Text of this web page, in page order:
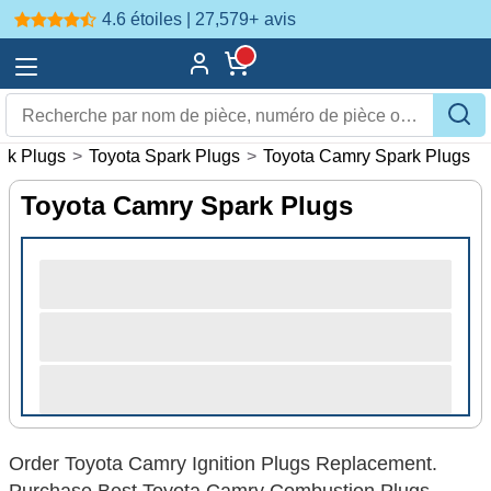
4.6 étoiles | 27,579+ avis
Plugs > Toyota Spark Plugs > Toyota Camry Spark Plugs
Toyota Camry Spark Plugs
Order Toyota Camry Ignition Plugs Replacement.